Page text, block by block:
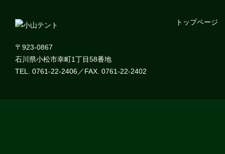
〒923-0867
石川県小松市幸町1丁目58番地
TEL. 0761-22-2406／FAX. 0761-22-2402
トップページ